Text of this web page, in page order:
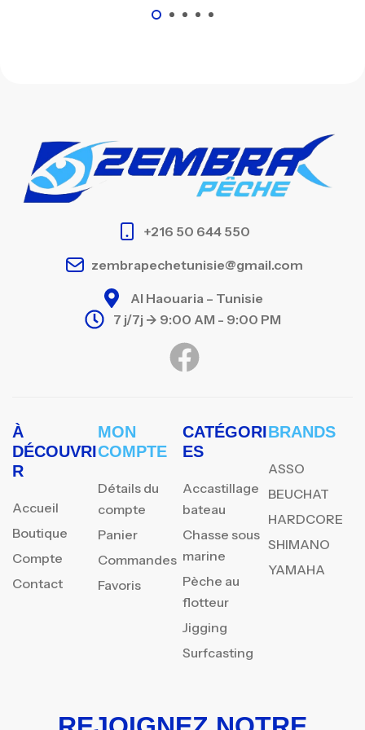
+216 50 644 550
zembrapechetunisie@gmail.com
Al Haouaria – Tunisie
7 j/7j -> 9:00 AM - 9:00 PM
À
DÉCOUVRI
R
Accueil
Boutique
Compte
Contact
MON
COMPTE
Détails du
compte
Panier
Commandes
Favoris
CATÉGORI
ES
Accastillage
bateau
Chasse sous
marine
Pèche au
flotteur
Jigging
Surfcasting
BRANDS
ASSO
BEUCHAT
HARDCORE
SHIMANO
YAMAHA